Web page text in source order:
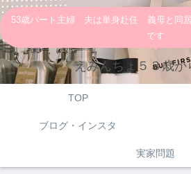
53歳パート主婦 夫は単身赴任 義母と同
です
えみんちょ５３歳か
TOP
ブログ・インスタ
実家問題